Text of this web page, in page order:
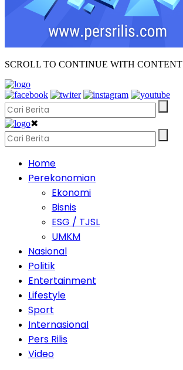
SCROLL TO CONTINUE WITH CONTENT
✖
Home
Perekonomian
Ekonomi
Bisnis
ESG / TJSL
UMKM
Nasional
Politik
Entertainment
Lifestyle
Sport
Internasional
Pers Rilis
Video